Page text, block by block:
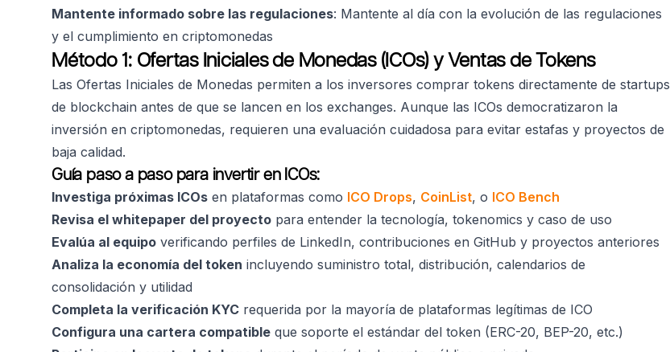
Mantente informado sobre las regulaciones: Mantente al día con la evolución de las regulaciones
y el cumplimiento en criptomonedas
Método 1: Ofertas Iniciales de Monedas (ICOs) y Ventas de Tokens
Las Ofertas Iniciales de Monedas permiten a los inversores comprar tokens directamente de startups
de blockchain antes de que se lancen en los exchanges. Aunque las ICOs democratizaron la
inversión en criptomonedas, requieren una evaluación cuidadosa para evitar estafas y proyectos de
baja calidad.
Guía paso a paso para invertir en ICOs:
Investiga próximas ICOs en plataformas como ICO Drops, CoinList, o ICO Bench
Revisa el whitepaper del proyecto para entender la tecnología, tokenomics y caso de uso
Evalúa al equipo verificando perfiles de LinkedIn, contribuciones en GitHub y proyectos anteriores
Analiza la economía del token incluyendo suministro total, distribución, calendarios de
consolidación y utilidad
Completa la verificación KYC requerida por la mayoría de plataformas legítimas de ICO
Configura una cartera compatible que soporte el estándar del token (ERC-20, BEP-20, etc.)